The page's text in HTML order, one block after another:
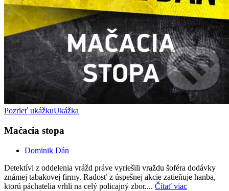
Pozrieť ukážkuUkážka
Mačacia stopa
Dominik Dán
Detektívi z oddelenia vrážd práve vyriešili vraždu šoféra dodávky
známej tabakovej firmy. Radosť z úspešnej akcie zatieňuje hanba,
ktorú páchatelia vrhli na celý policajný zbor.... Čítať viac